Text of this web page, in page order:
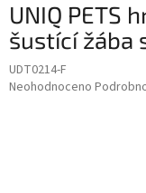
UNIQ PETS
šustící žába
UDT0214-F
Průměrné
Neohodnoceno